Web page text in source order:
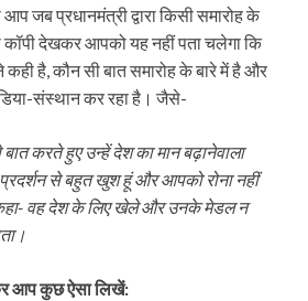
जब प्रधानमंत्री द्वारा किसी समारोह के
देखकर आपको यह नहीं पता चलेगा कि
कही है, कौन सी बात समारोह के बारे में है और
संस्थान कर रहा है। जैसे-
बात करते हुए उन्हें देश का मान बढ़ानेवाला
से बहुत खुश हूं और आपको रोना नहीं
कहा- वह देश के लिए खेले और उनके मेडल न
आप कुछ ऐसा लिखें: